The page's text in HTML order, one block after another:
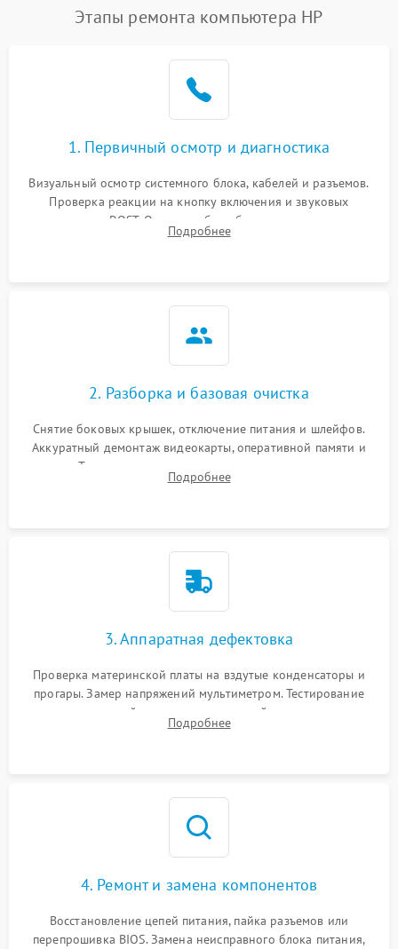
Этапы ремонта компьютера HP
1. Первичный осмотр и диагностика
Визуальный осмотр системного блока, кабелей и разъемов.
Проверка реакции на кнопку включения и звуковых
сигналов POST. Оценка работы блока питания для
локализации базовых неисправностей без полного разбора.
Подробнее
2. Разборка и базовая очистка
Снятие боковых крышек, отключение питания и шлейфов.
Аккуратный демонтаж видеокарты, оперативной памяти и
кулеров. Тщательная очистка корпуса и радиаторов от пыли
с помощью сжатого воздуха для предотвращения
Подробнее
3. Аппаратная дефектовка
Проверка материнской платы на вздутые конденсаторы и
прогары. Замер напряжений мультиметром. Тестирование
оперативной памяти и накопителей с помощью
диагностического ПО для выявления сбойных секторов и
Подробнее
4. Ремонт и замена компонентов
Восстановление цепей питания, пайка разъемов или
перепрошивка BIOS. Замена неисправного блока питания,